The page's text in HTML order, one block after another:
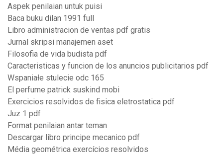
Aspek penilaian untuk puisi
Baca buku dilan 1991 full
Libro administracion de ventas pdf gratis
Jurnal skripsi manajemen aset
Filosofia de vida budista pdf
Caracteristicas y funcion de los anuncios publicitarios pdf
Wspaniałe stulecie odc 165
El perfume patrick suskind mobi
Exercicios resolvidos de fisica eletrostatica pdf
Juz 1 pdf
Format penilaian antar teman
Descargar libro principe mecanico pdf
Média geométrica exercícios resolvidos